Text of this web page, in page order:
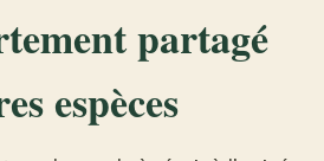
partagé
espèces